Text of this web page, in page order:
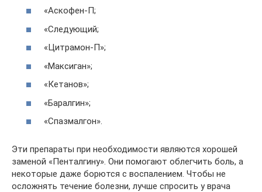
«Аскофен-П;
«Следующий;
«Цитрамон-П»;
«Максиган»;
«Кетанов»;
«Баралгин»;
«Спазмалгон».
Эти препараты при необходимости являются хорошей
заменой «Пенталгину». Они помогают облегчить боль, а
некоторые даже борются с воспалением. Чтобы не
осложнять течение болезни, лучше спросить у врача